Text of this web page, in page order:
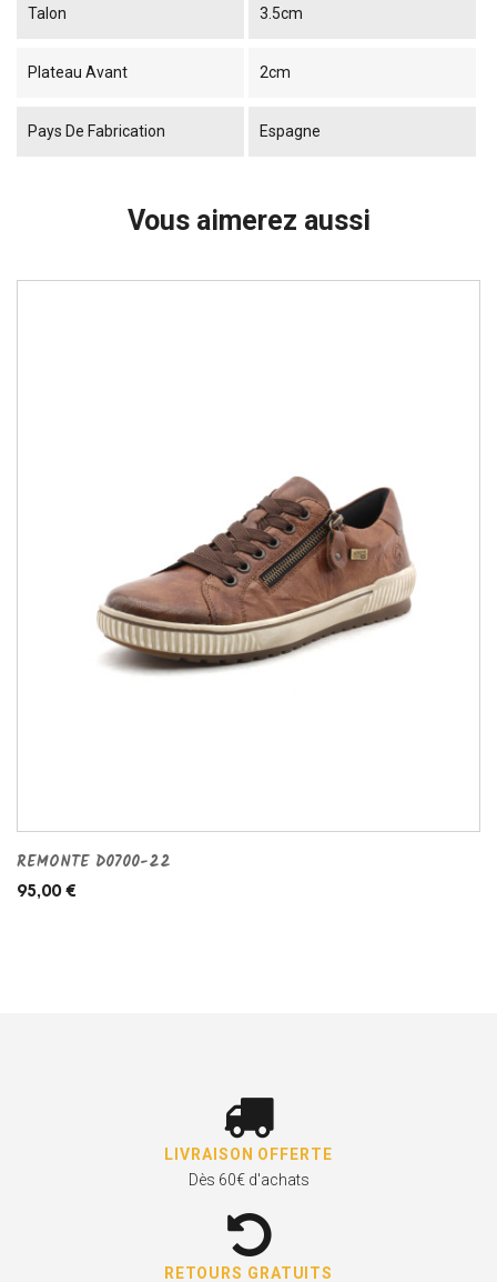
Talon 3.5cm
Plateau Avant 2cm
Pays De Fabrication Espagne
Vous aimerez aussi
REMONTE D0700-22
95,00 €
LIVRAISON OFFERTE
Dès 60€ d'achats
RETOURS GRATUITS